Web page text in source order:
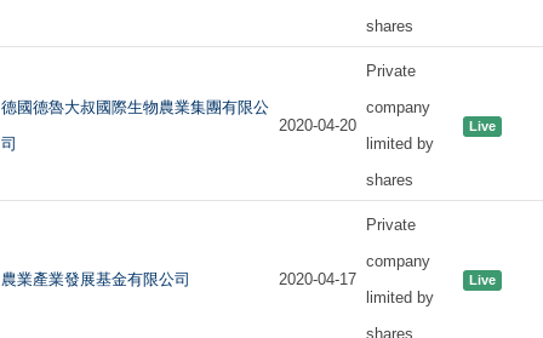
shares
德國德魯大叔國際生物農業集團有限公
司
2020-04-20
Private
company
limited by
shares
Live
農業產業發展基金有限公司 2020-04-17
Private
company
limited by
shares
Live